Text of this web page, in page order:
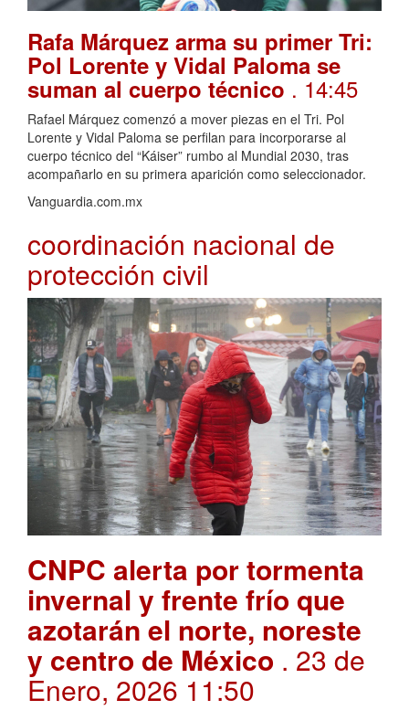
Rafa Márquez arma su primer Tri:
Pol Lorente y Vidal Paloma se
suman al cuerpo técnico . 14:45
Rafael Márquez comenzó a mover piezas en el Tri. Pol
Lorente y Vidal Paloma se perfilan para incorporarse al
cuerpo técnico del “Káiser” rumbo al Mundial 2030, tras
acompañarlo en su primera aparición como seleccionador.
Vanguardia.com.mx
coordinación nacional de
protección civil
CNPC alerta por tormenta
invernal y frente frío que
azotarán el norte, noreste
y centro de México . 23 de
Enero, 2026 11:50